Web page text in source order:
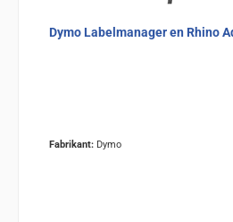
Dymo Labelmanager en Rhino
Fabrikant: Dymo